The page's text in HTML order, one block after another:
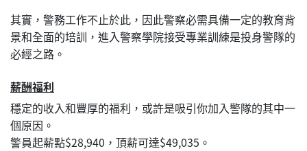
其實，警務工作不止於此，因此警察必需具備一定的教育背
景和全面的培訓，進入警察學院接受專業訓練是投身警隊的
必經之路。
薪酬福利
穩定的收入和豐厚的福利，或許是吸引你加入警隊的其中一
個原因。
警員起薪點$28,940，頂薪可達$49,035。